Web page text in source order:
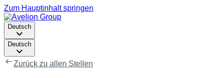
Zum Hauptinhalt springen
Deutsch
Deutsch
Zurück zu allen Stellen